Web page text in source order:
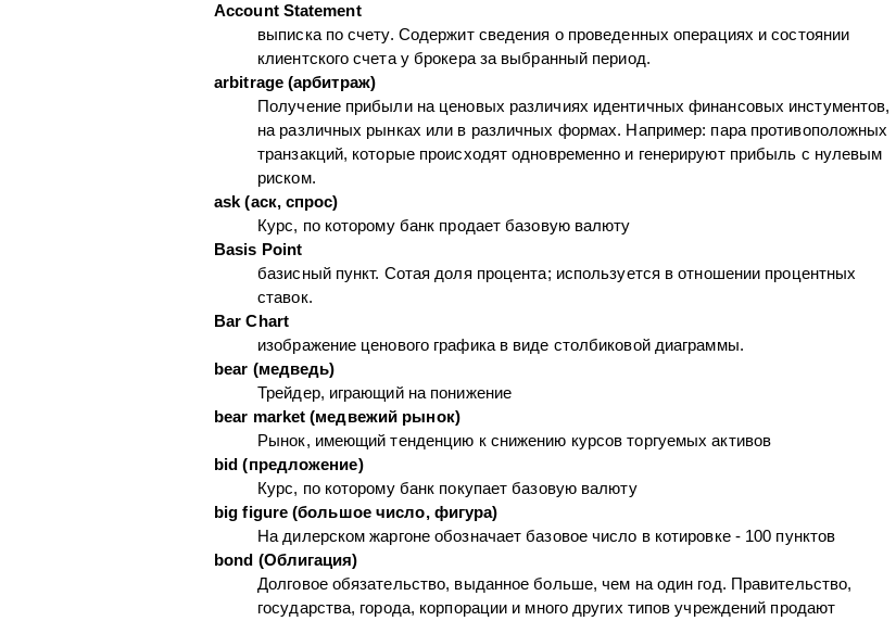
Account Statement
выписка по счету. Содержит сведения о проведенных операциях и состоянии
клиентского счета у брокера за выбранный период.
arbitrage (арбитраж)
Получение прибыли на ценовых различиях идентичных финансовых инстументов,
на различных рынках или в различных формах. Например: пара противоположных
транзакций, которые происходят одновременно и генерируют прибыль с нулевым
риском.
ask (аск, спрос)
Курс, по которому банк продает базовую валюту
Basis Point
базисный пункт. Сотая доля процента; используется в отношении процентных
ставок.
Bar Chart
изображение ценового графика в виде столбиковой диаграммы.
bear (медведь)
Трейдер, играющий на понижение
bear market (медвежий рынок)
Рынок, имеющий тенденцию к снижению курсов торгуемых активов
bid (предложение)
Курс, по которому банк покупает базовую валюту
big figure (большое число, фигура)
На дилерском жаргоне обозначает базовое число в котировке - 100 пунктов
bond (Облигация)
Долговое обязательство, выданное больше, чем на один год. Правительство,
государства, города, корпорации и много других типов учреждений продают